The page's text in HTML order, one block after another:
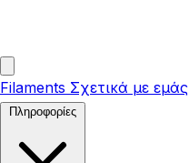
Filaments Σχετικά με εμάς